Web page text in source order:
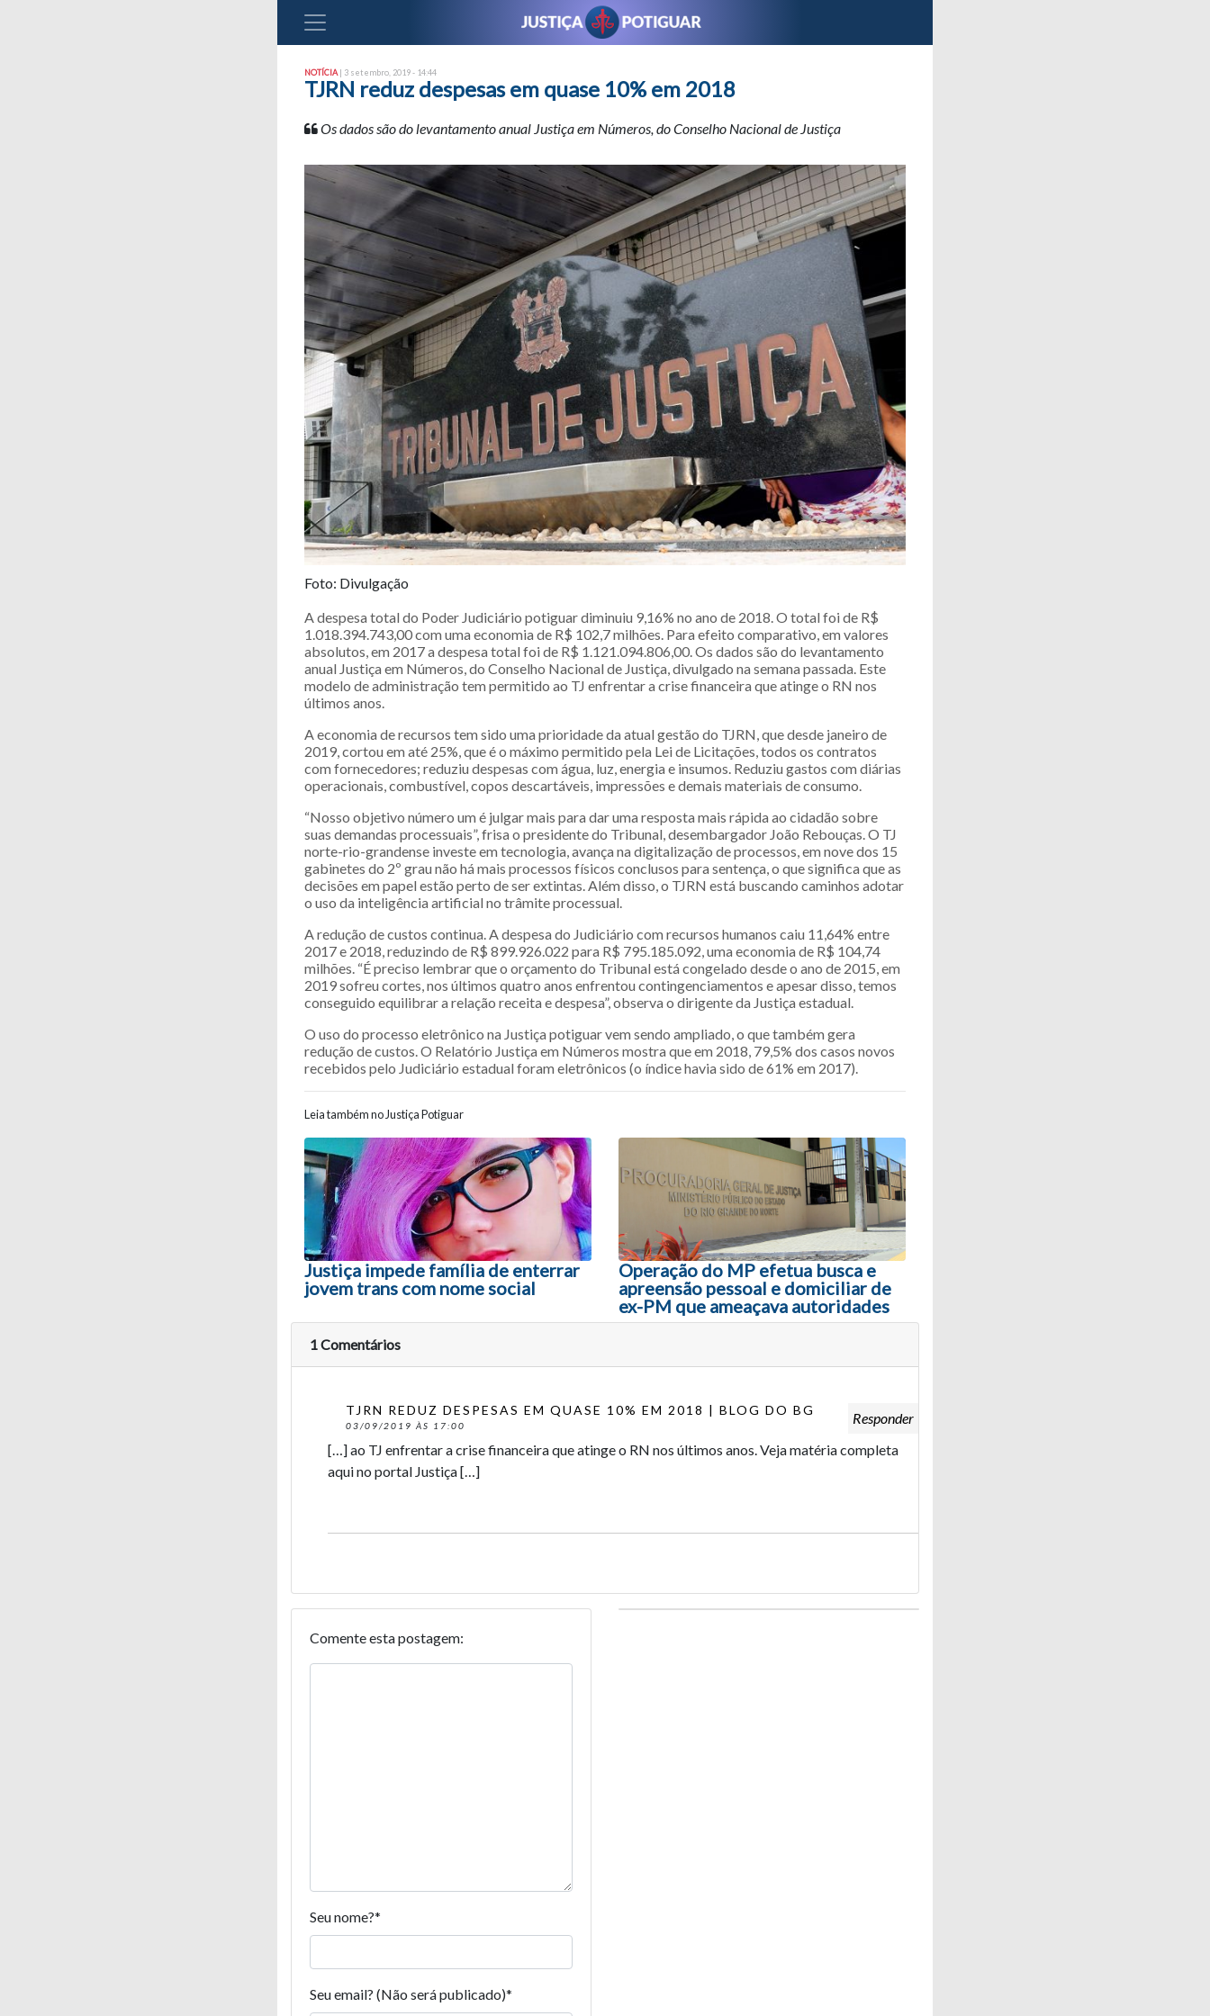
NOTÍCIA | 3 setembro, 2019 - 14:44
TJRN reduz despesas em quase 10% em 2018
Os dados são do levantamento anual Justiça em Números, do Conselho Nacional de Justiça
Foto: Divulgação
A despesa total do Poder Judiciário potiguar diminuiu 9,16% no ano de 2018. O total foi de R$
1.018.394.743,00 com uma economia de R$ 102,7 milhões. Para efeito comparativo, em valores
absolutos, em 2017 a despesa total foi de R$ 1.121.094.806,00. Os dados são do levantamento
anual Justiça em Números, do Conselho Nacional de Justiça, divulgado na semana passada. Este
modelo de administração tem permitido ao TJ enfrentar a crise financeira que atinge o RN nos
últimos anos.
A economia de recursos tem sido uma prioridade da atual gestão do TJRN, que desde janeiro de
2019, cortou em até 25%, que é o máximo permitido pela Lei de Licitações, todos os contratos
com fornecedores; reduziu despesas com água, luz, energia e insumos. Reduziu gastos com diárias
operacionais, combustível, copos descartáveis, impressões e demais materiais de consumo.
“Nosso objetivo número um é julgar mais para dar uma resposta mais rápida ao cidadão sobre
suas demandas processuais”, frisa o presidente do Tribunal, desembargador João Rebouças. O TJ
norte-rio-grandense investe em tecnologia, avança na digitalização de processos, em nove dos 15
gabinetes do 2º grau não há mais processos físicos conclusos para sentença, o que significa que as
decisões em papel estão perto de ser extintas. Além disso, o TJRN está buscando caminhos adotar
o uso da inteligência artificial no trâmite processual.
A redução de custos continua. A despesa do Judiciário com recursos humanos caiu 11,64% entre
2017 e 2018, reduzindo de R$ 899.926.022 para R$ 795.185.092, uma economia de R$ 104,74
milhões. “É preciso lembrar que o orçamento do Tribunal está congelado desde o ano de 2015, em
2019 sofreu cortes, nos últimos quatro anos enfrentou contingenciamentos e apesar disso, temos
conseguido equilibrar a relação receita e despesa”, observa o dirigente da Justiça estadual.
O uso do processo eletrônico na Justiça potiguar vem sendo ampliado, o que também gera
redução de custos. O Relatório Justiça em Números mostra que em 2018, 79,5% dos casos novos
recebidos pelo Judiciário estadual foram eletrônicos (o índice havia sido de 61% em 2017).
Leia também no Justiça Potiguar
Navegação entre posts
Justiça impede família de enterrar
jovem trans com nome social
Operação do MP efetua busca e
apreensão pessoal e domiciliar de
ex-PM que ameaçava autoridades
1 Comentários
TJRN REDUZ DESPESAS EM QUASE 10% EM 2018 | BLOG DO BG
03/09/2019 ÀS 17:00
[…] ao TJ enfrentar a crise financeira que atinge o RN nos últimos anos. Veja matéria completa
aqui no portal Justiça […]
Responder
Comente esta postagem:
Seu nome?*
Seu email? (Não será publicado)*